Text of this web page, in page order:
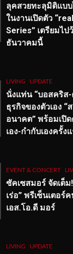
ลุคสวยทะลุมิติแบบ
ในงานเปิดตัว
Series” เตรียมไ
ธันวาคมนี้
LIVING UPDATE
นั่งแท่น “บอสคริส
ธุรกิจของตัวเอง “
อนาคต” พร้อมเปิ
เอง-กำกับเองครั้ง
EVENT & CONCERT
ซัคเซสมอร์ จัดเต็ม!
เร่อ” พรีเซ็นเตอร์
เอส.โอ.ดี มอร์
LIVING UPDATE